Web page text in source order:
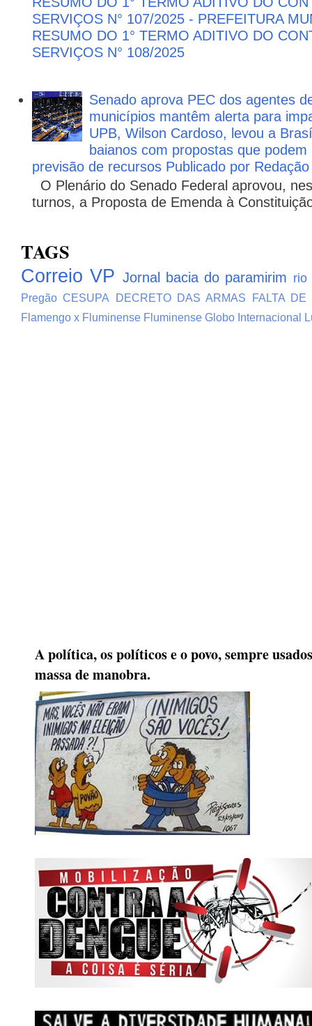
SERVIÇOS N° 107/2025 - PREFEITURA
RESUMO DO 1° TERMO ADITIVO DO
SERVIÇOS N° 108/2025
Senado aprova PEC dos agentes
municípios mantêm alerta para
UPB, Wilson Cardoso, levou a
baianos com propostas que
previsão de recursos Publicado por
O Plenário do Senado Federal aprovou,
turnos, a Proposta de Emenda à
TAGS
Correio VP Jornal bacia do paramirim rio
Pregão CESUPA DECRETO DAS ARMAS
FALTA DE
Flamengo x Fluminense Fluminense Globo Internacional
A política, os políticos e o povo, sempre
massa de manobra.